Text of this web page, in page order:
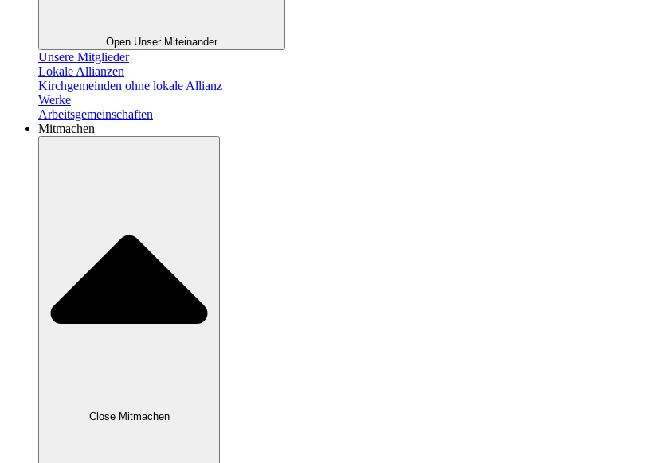
Open Unser Miteinander
Unsere Mitglieder
Lokale Allianzen
Kirchgemeinden ohne lokale Allianz
Werke
Arbeitsgemeinschaften
Mitmachen
Close Mitmachen